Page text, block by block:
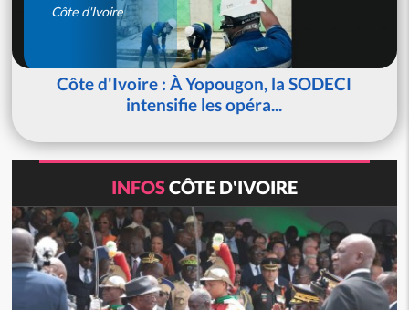
Côte d'Ivoire
Côte d'Ivoire : À Yopougon, la SODECI
intensifie les opéra...
INFOSCÔTE D'IVOIRE